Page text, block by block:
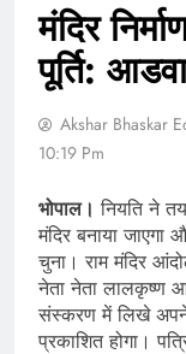
मंदिर
पूर्ति:
Akshar Bhaskar
10:19 Pm
भोपाल। नियति ने
मंदिर बनाया
चुना। राम मंदिर
नेता नेता लालकृष्ण
संस्करण में लिखे
प्रकाशित होगा।